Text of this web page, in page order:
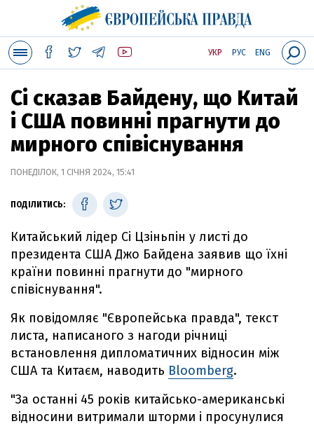
УКР РУС ENG
Сі сказав Байдену, що Китай
і США повинні прагнути до
мирного співіснування
ПОНЕДІЛОК, 1 СІЧНЯ 2024, 15:41
ПОДІЛИТИСЬ:
Китайський лідер Сі Цзіньпін у листі до
президента США Джо Байдена заявив що їхні
країни повинні прагнути до "мирного
співіснування".
Як повідомляє "Європейська правда", текст
листа, написаного з нагоди річниці
встановлення дипломатичних відносин між
США та Китаєм, наводить Bloomberg.
"За останні 45 років китайсько-американські
відносини витримали шторми і просунулися